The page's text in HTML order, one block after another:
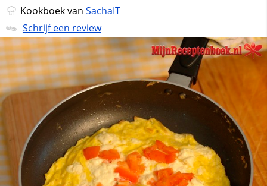
Kookboek van SachaIT
Schrijf een review